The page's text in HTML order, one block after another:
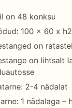
on 48 konksu
100 x 60 x
on
on lihtsalt
2-4 nädalat
1 nädalaga –